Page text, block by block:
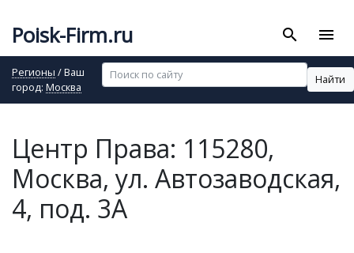
Poisk-Firm.ru search menu
Регионы / Ваш
город: Москва
Найти
Центр Права: 115280,
Москва, ул. Автозаводская,
4, под. 3А